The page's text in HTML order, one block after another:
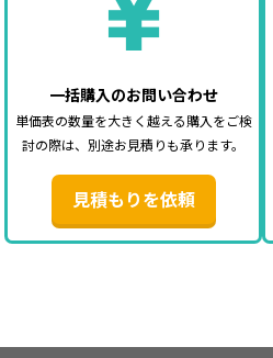
一括購入のお問い合わせ
単価表の数量を大きく越える購入をご検
討の際は、別途お見積りも承ります。
見積もりを依頼